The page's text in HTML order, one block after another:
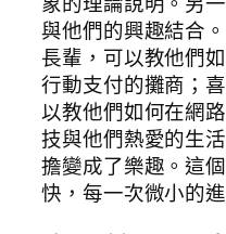
與他們的興趣結合
長輩，可以教他們
行動支付的攤商；
以教他們如何在網
技與他們熱愛的生
擔變成了樂趣。這
快，每一次微小的